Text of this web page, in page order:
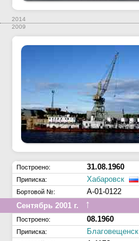
2014
2009
Построено: 31.08.1960
Приписка: Хабаровск
Бортовой №:
А-01-0122
Сентябрь 2001 г. ↑
Построено: 08.1960
Приписка: Благовещенск